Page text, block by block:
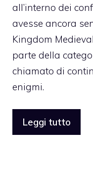
all’interno dei
avesse ancora
Kingdom
parte della
chiamato di
enigmi.
Leggi tutto